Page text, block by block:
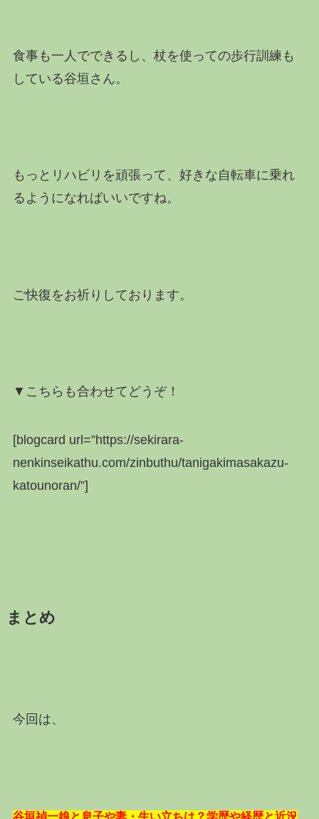
食事も一人でできるし、杖を使っての歩行訓練も
している谷垣さん。
もっとリハビリを頑張って、好きな自転車に乗れ
るようになればいいですね。
ご快復をお祈りしております。
▼こちらも合わせてどうぞ！
[blogcard url=”https://sekirara-
nenkinseikathu.com/zinbuthu/tanigakimasakazu-
katounoran/”]
まとめ
今回は、
谷垣禎一娘と息子や妻・生い立ちは？学歴や経歴と近況